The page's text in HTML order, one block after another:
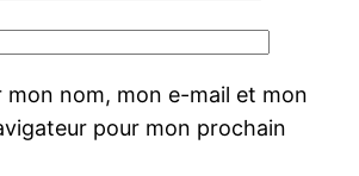
mon nom, mon e-mail et mon
pour mon prochain